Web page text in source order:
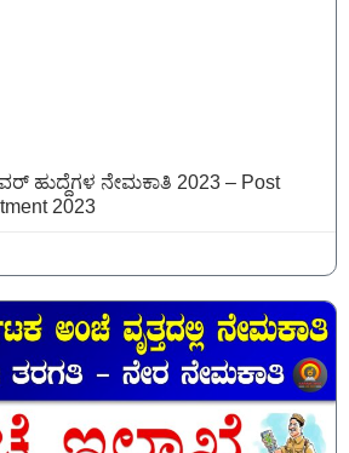
ಹುದ್ದೆಗಳ ನೇಮಕಾತಿ 2023 – Post
2023